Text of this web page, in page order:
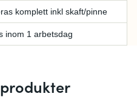
komplett inkl skaft/pinne
inom 1 arbetsdag